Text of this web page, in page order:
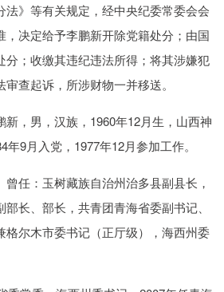
法》等有关规定，经中央纪委常委会会
，决定给予李鹏新开除党籍处分；由国
分；收缴其违纪违法所得；将其涉嫌犯
查起诉，所涉财物一并移送。
，男，汉族，1960年12月生，山西神
9月入党，1977年12月参加工作。
任：玉树藏族自治州治多县副县长，
长、部长，共青团青海省委副书记、
格尔木市委书记（正厅级），海西州委